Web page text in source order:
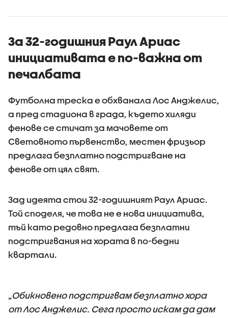
ограничи
приложения на
информация къде
има проверки на
За 32-годишния Раул Ариас
инициативата е по-важна от
печалбата
Футболна треска е обхванала Лос Анджелис,
а пред стадиона в града, където хиляди
фенове се стичат за мачовете от
Световното първенство, местен фризьор
предлага безплатно подстригване на
фенове от цял свят.
Зад идеята стои 32-годишният Раул Ариас.
Той споделя, че това не е нова инициатива,
тъй като редовно предлага безплатни
подстригвания на хората в по-бедни
квартали.
„Обикновено подстригвам безплатно хора
от Лос Анджелис. Сега просто искам да дам